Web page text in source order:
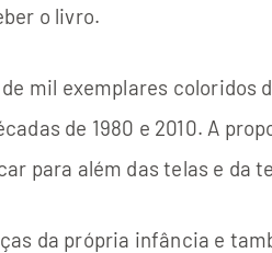
o livro.
mil exemplares coloridos
de 1980 e 2010. A
para além das telas e da
da própria infância e